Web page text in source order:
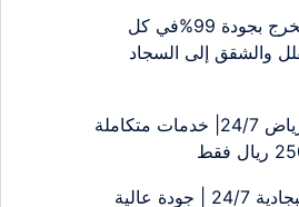
شركة تنظيف بالخرج بجودة 99%في كل
والشقق إلى السجاد
شركة نظافة بالرياض 24/7| خدمات متكاملة
شركة تنظيف بالبجادية 24/7 | جودة عالية